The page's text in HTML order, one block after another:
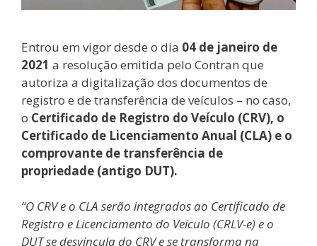
Entrou em vigor desde o dia 04 de janeiro de
2021 a resolução emitida pelo Contran que
autoriza a digitalização dos documentos de
registro e de transferência de veículos – no caso,
o Certificado de Registro do Veículo (CRV), o
Certificado de Licenciamento Anual (CLA) e o
comprovante de transferência de
propriedade (antigo DUT).
“O CRV e o CLA serão integrados ao Certificado de
Registro e Licenciamento do Veículo (CRLV-e) e o
DUT se desvincula do CRV e se transforma na